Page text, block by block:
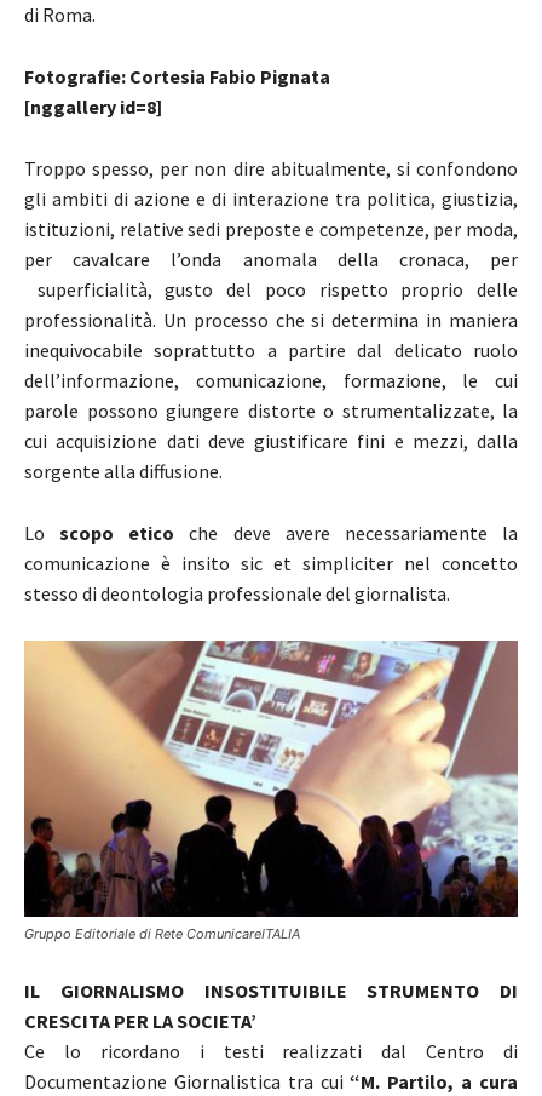
di Roma.
Fotografie: Cortesia Fabio Pignata
[nggallery id=8]
Troppo spesso, per non dire abitualmente, si confondono
gli ambiti di azione e di interazione tra politica, giustizia,
istituzioni, relative sedi preposte e competenze, per moda,
per cavalcare l’onda anomala della cronaca, per
superficialità, gusto del poco rispetto proprio delle
professionalità. Un processo che si determina in maniera
inequivocabile soprattutto a partire dal delicato ruolo
dell’informazione, comunicazione, formazione, le cui
parole possono giungere distorte o strumentalizzate, la
cui acquisizione dati deve giustificare fini e mezzi, dalla
sorgente alla diffusione.
Lo scopo etico che deve avere necessariamente la
comunicazione è insito sic et simpliciter nel concetto
stesso di deontologia professionale del giornalista.
Gruppo Editoriale di Rete ComunicareITALIA
IL GIORNALISMO INSOSTITUIBILE STRUMENTO DI
CRESCITA PER LA SOCIETA’
Ce lo ricordano i testi realizzati dal Centro di
Documentazione Giornalistica tra cui“M. Partilo, a cura